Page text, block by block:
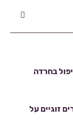
זוגיים על